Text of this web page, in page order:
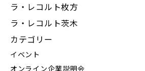
ラ・レコルト枚方
ラ・レコルト茨木
カテゴリー
イベント
オンライン企業説明会